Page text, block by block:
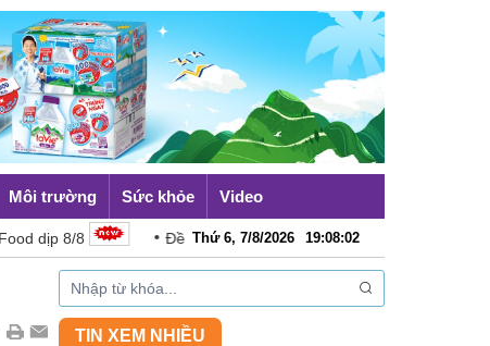
Môi trường Sức khỏe Video
8/8 Đề xuất 6 lĩnh vực năng lực và 4 cấp độ phát triển
Thứ 6, 7/8/2026 19:08:03
TIN XEM NHIỀU